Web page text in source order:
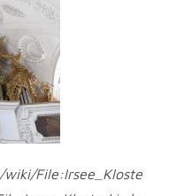
File:Irsee_Kloste